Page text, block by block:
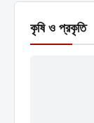
কৃষি ও প্রকৃতি